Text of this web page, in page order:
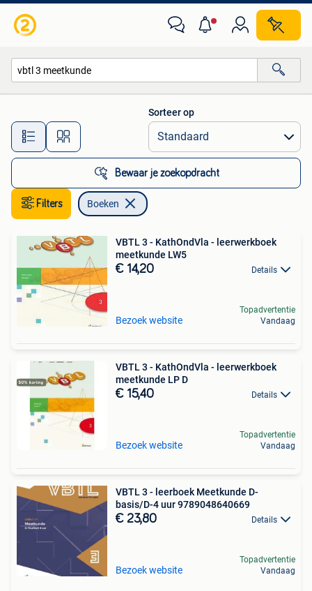
Alle afstanden…
Sorteer op
Bewaar je zoekopdracht
Filters Boeken
VBTL 3 - KathOndVla - leerwerkboek
meetkunde LW5
€ 14,20 Details
Bezoek website
Topadvertentie
Vandaag
VBTL 3 - KathOndVla - leerwerkboek
meetkunde LP D
€ 15,40 Details
Bezoek website
Topadvertentie
Vandaag
VBTL 3 - leerboek Meetkunde D-
basis/D-4 uur 9789048640669
€ 23,80 Details
Bezoek website
Topadvertentie
Vandaag